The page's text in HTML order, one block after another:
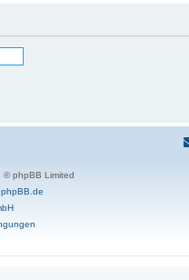
© phpBB Limited
phpBB.de